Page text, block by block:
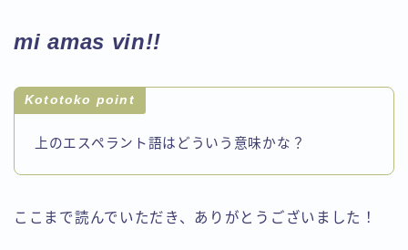
mi amas vin!!
Kototoko point
上のエスペラント語はどういう意味かな？
ここまで読んでいただき、ありがとうございました！